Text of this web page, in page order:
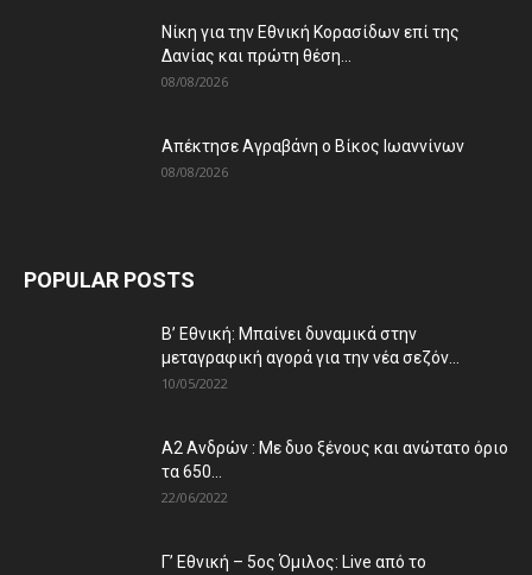
Νίκη για την Εθνική Κορασίδων επί της
Δανίας και πρώτη θέση...
08/08/2026
Απέκτησε Αγραβάνη ο Βίκος Ιωαννίνων
08/08/2026
POPULAR POSTS
Β’ Εθνική: Μπαίνει δυναμικά στην
μεταγραφική αγορά για την νέα σεζόν...
10/05/2022
Α2 Ανδρών : Με δυο ξένους και ανώτατο όριο
τα 650...
22/06/2022
Γ’ Εθνική – 5ος Όμιλος: Live από το